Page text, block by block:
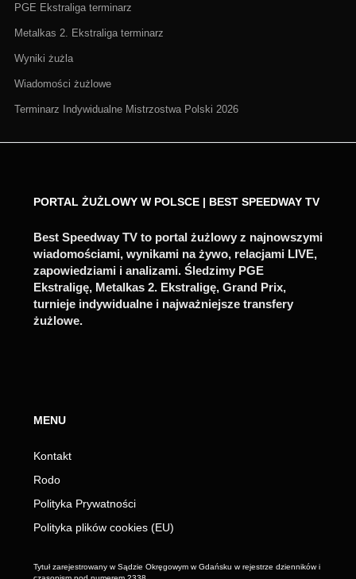
PGE Ekstraliga terminarz
Metalkas 2. Ekstraliga terminarz
Wyniki żużla
Wiadomości żużlowe
Terminarz Indywidualne Mistrzostwa Polski 2026
PORTAL ŻUŻLOWY W POLSCE | BEST SPEEDWAY TV
Best Speedway TV to portal żużlowy z najnowszymi
wiadomościami, wynikami na żywo, relacjami LIVE,
zapowiedziami i analizami. Śledzimy PGE
Ekstraligę, Metalkas 2. Ekstraligę, Grand Prix,
turnieje indywidualne i najważniejsze transfery
żużlowe.
MENU
Kontakt
Rodo
Polityka Prywatności
Polityka plików cookies (EU)
Tytuł zarejestrowany w Sądzie Okręgowym w Gdańsku w rejestrze dzienników i